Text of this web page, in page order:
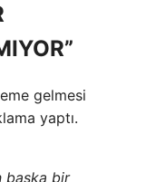
gelmesi
yaptı.
başka bir